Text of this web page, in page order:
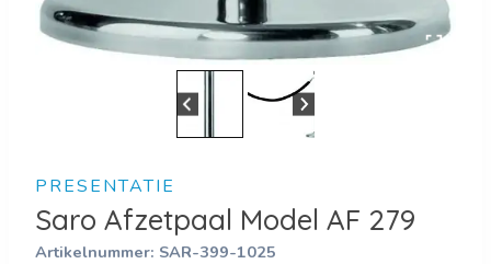
PRESENTATIE
Saro Afzetpaal Model AF 279
Artikelnummer: SAR-399-1025